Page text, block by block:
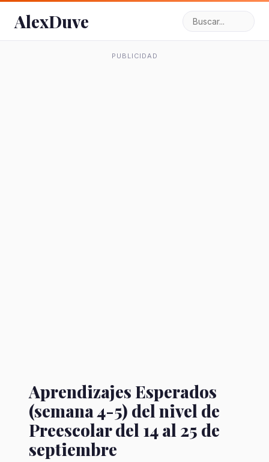
AlexDuve
PUBLICIDAD
Aprendizajes Esperados
(semana 4-5) del nivel de
Preescolar del 14 al 25 de
septiembre